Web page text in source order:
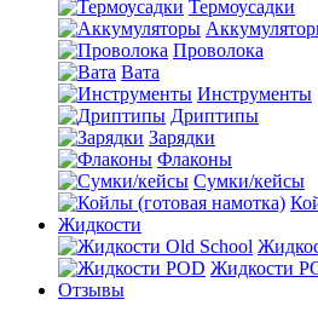
Термоусадки
Проволока
Вата
Инструменты
Дриптипы
Зарядки
Флаконы
Сумки/кейсы
Жидкости
Жидкости
Отзывы